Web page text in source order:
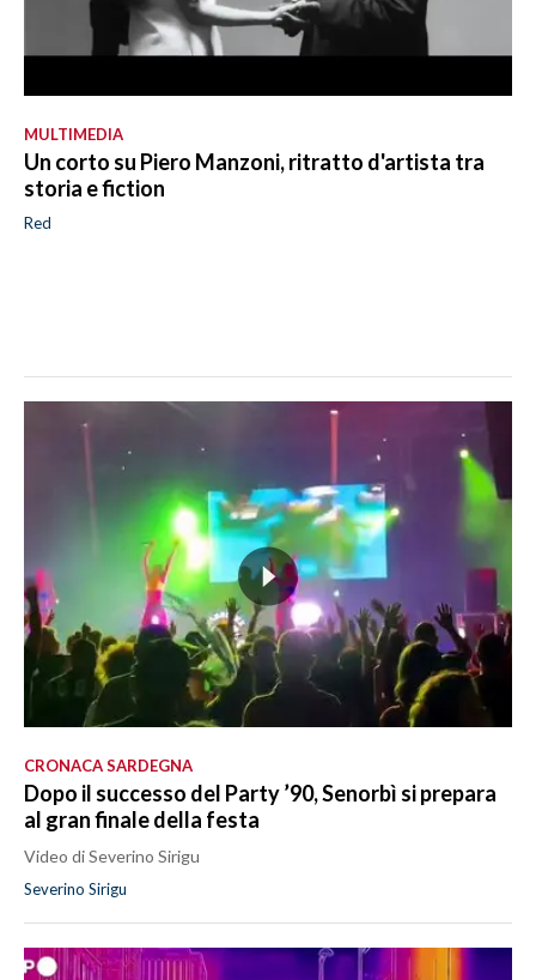
MULTIMEDIA
Un corto su Piero Manzoni, ritratto d'artista tra
storia e fiction
Red
CRONACA SARDEGNA
Dopo il successo del Party ’90, Senorbì si prepara
al gran finale della festa
Video di Severino Sirigu
Severino Sirigu